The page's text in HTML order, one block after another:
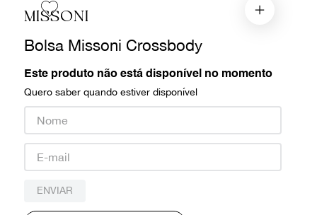
MISSONI
Bolsa Missoni Crossbody
Este produto não está disponível no momento
Quero saber quando estiver disponível
ENVIAR
chanel
paula raia
valentino
burberry
prada